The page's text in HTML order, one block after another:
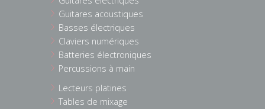
Guitares acoustiques
Basses électriques
Claviers numériques
Batteries électroniques
Percussions à main
Lecteurs platines
Tables de mixage